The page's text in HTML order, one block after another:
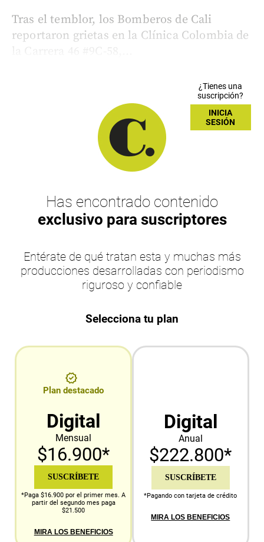
Tras el temblor, los Bomberos de Cali
reportaron grietas en la Clínica Colombia de
la Carrera 46 #9C-58,...
¿Tienes una
suscripción?
INICIA
SESIÓN
Has encontrado contenido
exclusivo para suscriptores
Entérate de qué tratan esta y muchas más
producciones desarrolladas con periodismo
riguroso y confiable
Selecciona tu plan
Plan destacado
Digital
Mensual
$16.900*
SUSCRÍBETE
*Paga $16.900 por el primer mes. A
partir del segundo mes paga
$21.500
MIRA LOS BENEFICIOS
Digital
Anual
$222.800*
SUSCRÍBETE
*Pagando con tarjeta de crédito
MIRA LOS BENEFICIOS